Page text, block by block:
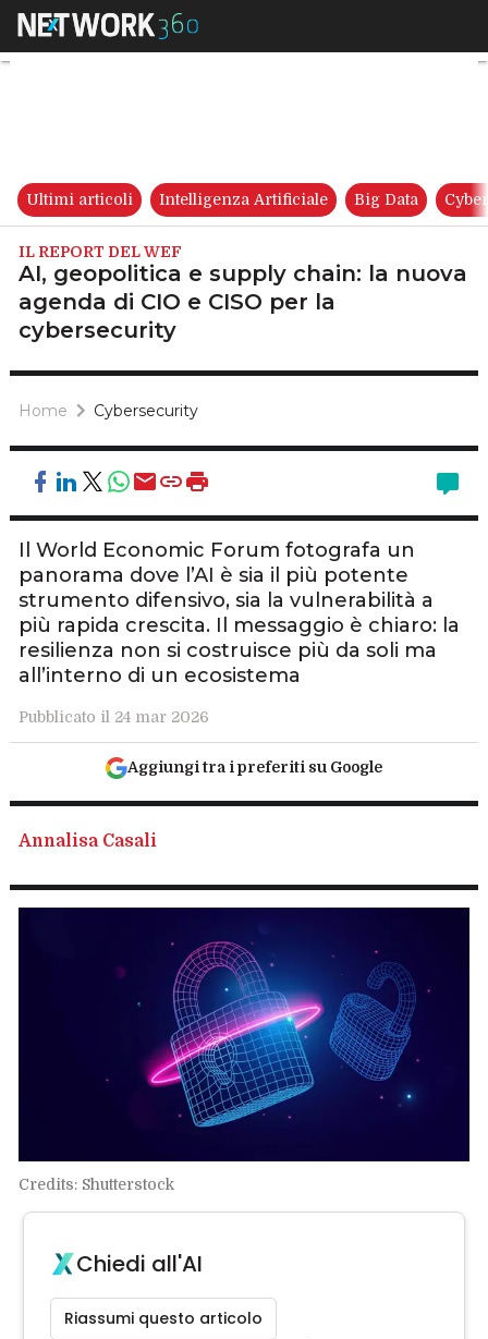
AI, geopolitica e supply
Ultimi articoli Intelligenza Artificiale Big Data
IL REPORT DEL WEF
AI, geopolitica e supply chain: la nuova
agenda di CIO e CISO per la
cybersecurity
Home Cybersecurity
Il World Economic Forum fotografa un
panorama dove l’AI è sia il più potente
strumento difensivo, sia la vulnerabilità a
più rapida crescita. Il messaggio è chiaro: la
resilienza non si costruisce più da soli ma
all’interno di un ecosistema
Pubblicato il 24 mar 2026
Aggiungi tra i preferiti su Google
Annalisa Casali
Credits: Shutterstock
Chiedi all'AI
Riassumi questo articolo